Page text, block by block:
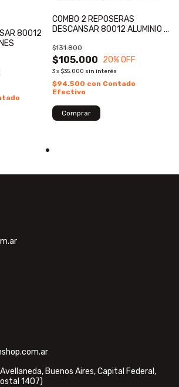
80012
COMBO 2 REPOSERAS
DESCANSAR 80012 ALUMINIO 5
$105.000
$131.800
20% OFF
3x $35.000 sin interés
$94.500 con Contado
Efectivo
Buenos Aires, Capital Federal,
1407)